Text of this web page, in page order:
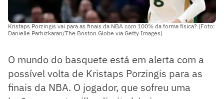
Kristaps Porzingis vai para as finais da NBA com 100% da forma física? (Foto:
Danielle Parhizkaran/The Boston Globe via Getty Images)
O mundo do basquete está em alerta com a
possível volta de Kristaps Porzingis para as
finais da NBA. O jogador, que sofreu uma